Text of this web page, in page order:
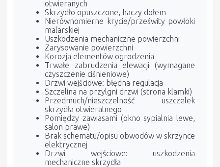
otwieranych
Skrzydło opuszczone, haczy dołem
Nierównomierne krycie/prześwity powłoki
malarskiej
Uszkodzenia mechaniczne powierzchni
Zarysowanie powierzchni
Korozja elementów ogrodzenia
Trwałe zabrudzenia elewacji (wymagane
czyszczenie ciśnieniowe)
Drzwi wejściowe: błędna regulacja
Szczelina na przylgni drzwi (strona klamki)
Przedmuch/nieszczelność uszczelek
skrzydła otwieralnego
Pomiędzy zawiasami (okno sypialnia lewe,
salon prawe)
Brak schematu/opisu obwodów w skrzynce
elektrycznej
Drzwi wejściowe: uszkodzenia
mechaniczne skrzydła